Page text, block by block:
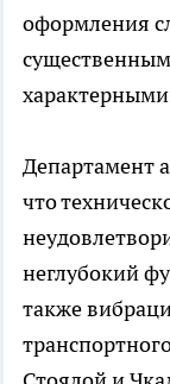
оформления
Департамент
что
неглубокий
также